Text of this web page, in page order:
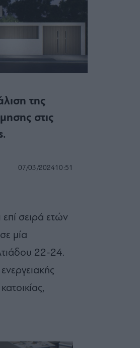
της
στις
07/03/202410:51
επί σειρά ετών
μία
22-24.